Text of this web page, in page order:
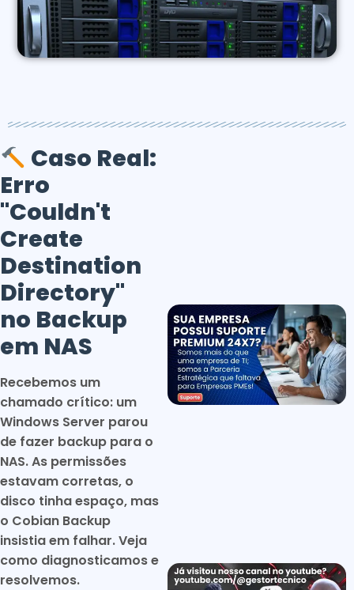
Caso Real:
Erro
"Couldn't
Create
Destination
Directory"
no Backup
em NAS
Recebemos um
chamado crítico: um
Windows Server parou
de fazer backup para o
NAS. As permissões
estavam corretas, o
disco tinha espaço, mas
o Cobian Backup
insistia em falhar. Veja
como diagnosticamos e
resolvemos.